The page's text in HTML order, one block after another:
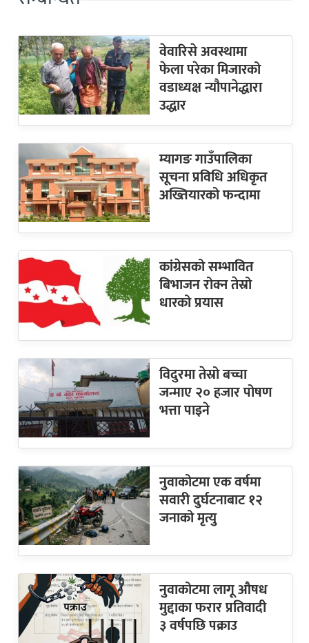
वेवारिसे अवस्थामा
फेला परेका मिजारको
वडाध्यक्ष न्यौपानेद्धारा
उद्धार
म्यागङ गाउँपालिका
सूचना प्रविधि अधिकृत
अख्तियारको फन्दामा
कांग्रेसको सम्भावित
बिभाजन रोक्न तेस्रो
धारको प्रयास
विदुरमा तेस्रो बच्चा
जन्माए २० हजार पोषण
भत्ता पाइने
नुवाकोटमा एक वर्षमा
सवारी दुर्घटनाबाट १२
जनाको मृत्यु
नुवाकोटमा लागू औषध
मुद्दाका फरार प्रतिवादी
३ वर्षपछि पक्राउ